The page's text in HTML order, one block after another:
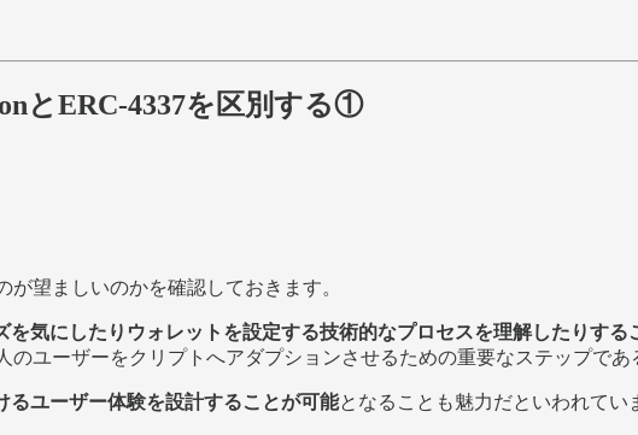
とERC-4337を区別する①
が望ましいのかを確認しておきます。
を気にしたりウォレットを設定する技術的なプロセスを理解したりす
のユーザーをクリプトへアダプションさせるための重要なステップで
るユーザー体験を設計することが可能となることも魅力だといわれてい